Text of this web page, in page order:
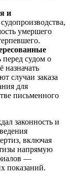
и
умершего
судом о
назначать
случаи заказа
для
письменного
законность и
включая
напрямую
—
показаний.